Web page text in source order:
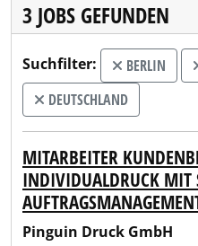
3 JOBS GEFUNDEN
Suchfilter: BERLIN
DEUTSCHLAND
MITARBEITER
INDIVIDUALDRUCK MIT
Pinguin Druck GmbH